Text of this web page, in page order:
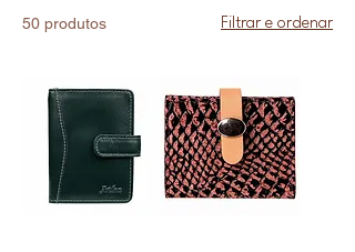
50 produtos Filtrar e ordenar